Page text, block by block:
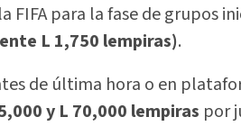
para la fase de grupos
L 1,750 lempiras).
de última hora o en
y L 70,000 lempiras por